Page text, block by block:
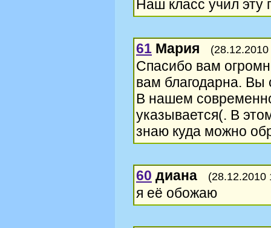
Наш класс учил эту
61 Мария
Спасибо вам
вам благодарна. Вы
В нашем
указывается(. В
знаю куда можно
60 диана (28.12.2010
я её обожаю